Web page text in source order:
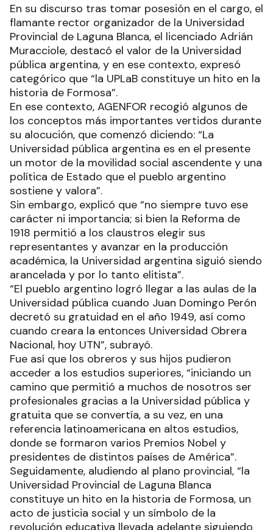
En su discurso tras tomar posesión en el cargo, el
flamante rector organizador de la Universidad
Provincial de Laguna Blanca, el licenciado Adrián
Muracciole, destacó el valor de la Universidad
pública argentina, y en ese contexto, expresó
categórico que “la UPLaB constituye un hito en la
historia de Formosa”.
En ese contexto, AGENFOR recogió algunos de
los conceptos más importantes vertidos durante
su alocución, que comenzó diciendo: “La
Universidad pública argentina es en el presente
un motor de la movilidad social ascendente y una
política de Estado que el pueblo argentino
sostiene y valora”.
Sin embargo, explicó que “no siempre tuvo ese
carácter ni importancia; si bien la Reforma de
1918 permitió a los claustros elegir sus
representantes y avanzar en la producción
académica, la Universidad argentina siguió siendo
arancelada y por lo tanto elitista”.
“El pueblo argentino logró llegar a las aulas de la
Universidad pública cuando Juan Domingo Perón
decretó su gratuidad en el año 1949, así como
cuando creara la entonces Universidad Obrera
Nacional, hoy UTN”, subrayó.
Fue así que los obreros y sus hijos pudieron
acceder a los estudios superiores, “iniciando un
camino que permitió a muchos de nosotros ser
profesionales gracias a la Universidad pública y
gratuita que se convertía, a su vez, en una
referencia latinoamericana en altos estudios,
donde se formaron varios Premios Nobel y
presidentes de distintos países de América”.
Seguidamente, aludiendo al plano provincial, “la
Universidad Provincial de Laguna Blanca
constituye un hito en la historia de Formosa, un
acto de justicia social y un símbolo de la
revolución educativa llevada adelante siguiendo